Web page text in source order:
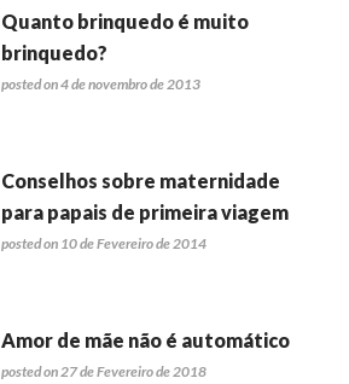
Quanto brinquedo é muito
brinquedo?
posted on 4 de novembro de 2013
Conselhos sobre maternidade
para papais de primeira viagem
posted on 10 de Fevereiro de 2014
Amor de mãe não é automático
posted on 27 de Fevereiro de 2018